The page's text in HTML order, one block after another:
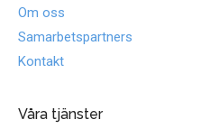
Om oss
Samarbetspartners
Kontakt
Våra tjänster